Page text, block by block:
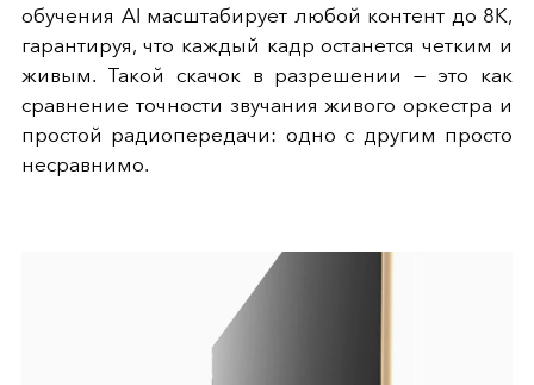
обучения AI масштабирует любой контент до 8K,
гарантируя, что каждый кадр останется четким и
живым. Такой скачок в разрешении — это как
сравнение точности звучания живого оркестра и
простой радиопередачи: одно с другим просто
несравнимо.